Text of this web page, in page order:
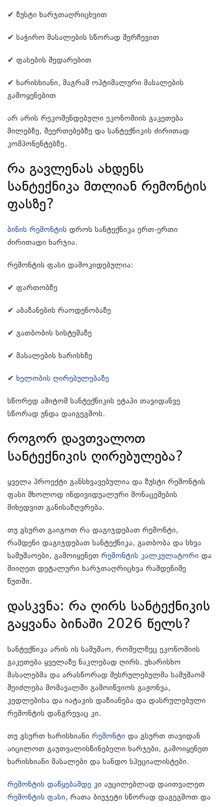
✔ ზუსტი ხარჯთაღრიცხვით
✔ საჭირო მასალების სწორად შერჩევით
✔ ფასების შედარებით
✔ ხარისხიანი, მაგრამ ოპტიმალური მასალების
გამოყენებით
არ არის რეკომენდებული ეკონომიის გაკეთება
მილებზე, შეერთებებზე და სანტექნიკის ძირითად
კომპონენტებზე.
რა გავლენას ახდენს
სანტექნიკა მთლიან რემონტის
ფასზე?
ბინის რემონტის დროს სანტექნიკა ერთ-ერთი
ძირითადი ხარჯია.
რემონტის ფასი დამოკიდებულია:
✔ ფართობზე
✔ აბაზანების რაოდენობაზე
✔ გათბობის სისტემაზე
✔ მასალების ხარისხზე
✔ ხელობის ღირებულებაზე
სწორედ ამიტომ სანტექნიკის ეტაპი თავიდანვე
სწორად უნდა დაიგეგმოს.
როგორ დავთვალოთ
სანტექნიკის ღირებულება?
ყველა პროექტი განსხვავებულია და ზუსტი რემონტის
ფასი მხოლოდ ინდივიდუალური მონაცემების
მიხედვით განისაზღვრება.
თუ გსურთ გაიგოთ რა დაგიჯდებათ რემონტი,
რამდენი დაგიჯდებათ სანტექნიკა, გათბობა და სხვა
სამუშაოები, გამოიყენეთ რემონტის კალკულატორი და
მიიღეთ დეტალური ხარჯთაღრიცხვა რამდენიმე
წუთში.
დასკვნა: რა ღირს სანტექნიკის
გაყვანა ბინაში 2026 წელს?
სანტექნიკა არის ის სამუშაო, რომელზეც ეკონომიის
გაკეთება ყველაზე ნაკლებად ღირს. უხარისხო
მასალებმა და არასწორად შესრულებულმა სამუშაომ
შეიძლება მომავალში გამოიწვიოს გაჟონვა,
კედლებისა და იატაკის დაზიანება და დასრულებული
რემონტის დანგრევაც კი.
თუ გსურთ ხარისხიანი რემონტი და გსურთ თავიდან
აიცილოთ გაუთვალისწინებელი ხარჯები, გამოიყენეთ
ხარისხიანი მასალები და სანდო სპეციალისტები.
რემონტის დაწყებამდე კი აუცილებლად დაითვალეთ
რემონტის ფასი, რათა ბიუჯეტი სწორად დაგეგმოთ და